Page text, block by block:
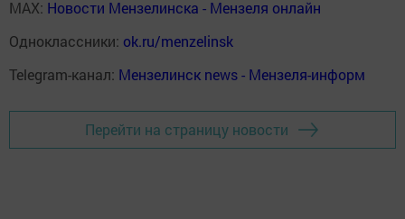
MAX: Новости Мензелинска - Мензеля онлайн
Одноклассники: ok.ru/menzelinsk
Telegram-канал: Мензелинск news - Мензеля-информ
Перейти на страницу новости